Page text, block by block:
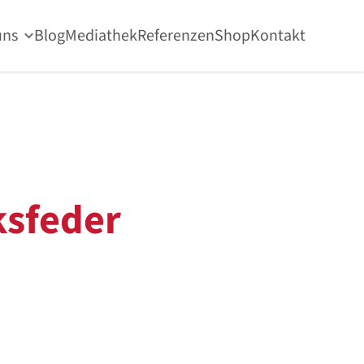
BlogMediathekReferenzenShopKontakt